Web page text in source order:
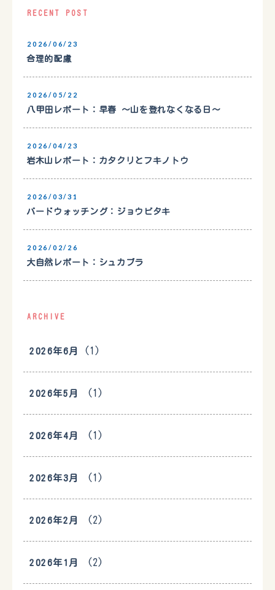
RECENT POST
2026/06/23
合理的配慮
2026/05/22
八甲田レポート：早春 〜山を登れなくなる日〜
2026/04/23
岩木山レポート：カタクリとフキノトウ
2026/03/31
バードウォッチング：ジョウビタキ
2026/02/26
大自然レポート：シュカブラ
ARCHIVE
2026年6月 (1)
2026年5月 (1)
2026年4月 (1)
2026年3月 (1)
2026年2月 (2)
2026年1月 (2)